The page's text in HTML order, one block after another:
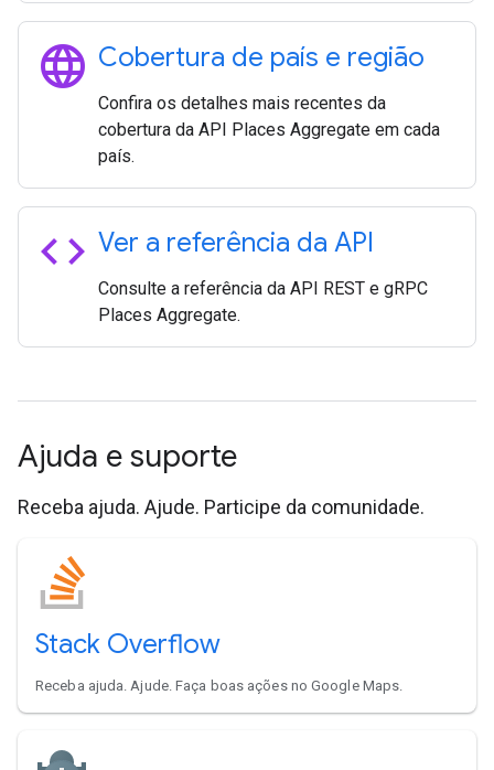
language Cobertura de país e região
Confira os detalhes mais recentes da
cobertura da API Places Aggregate em cada
país.
code Ver a referência da API
Consulte a referência da API REST e gRPC
Places Aggregate.
Ajuda e suporte
Receba ajuda. Ajude. Participe da comunidade.
Stack Overflow
Receba ajuda. Ajude. Faça boas ações no Google Maps.